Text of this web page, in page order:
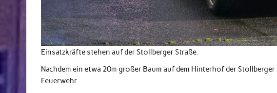
Einsatzkräfte stehen auf der Stollberger Straße.
Nachdem ein etwa 20m großer Baum auf dem Hinterhof der
Feuerwehr.